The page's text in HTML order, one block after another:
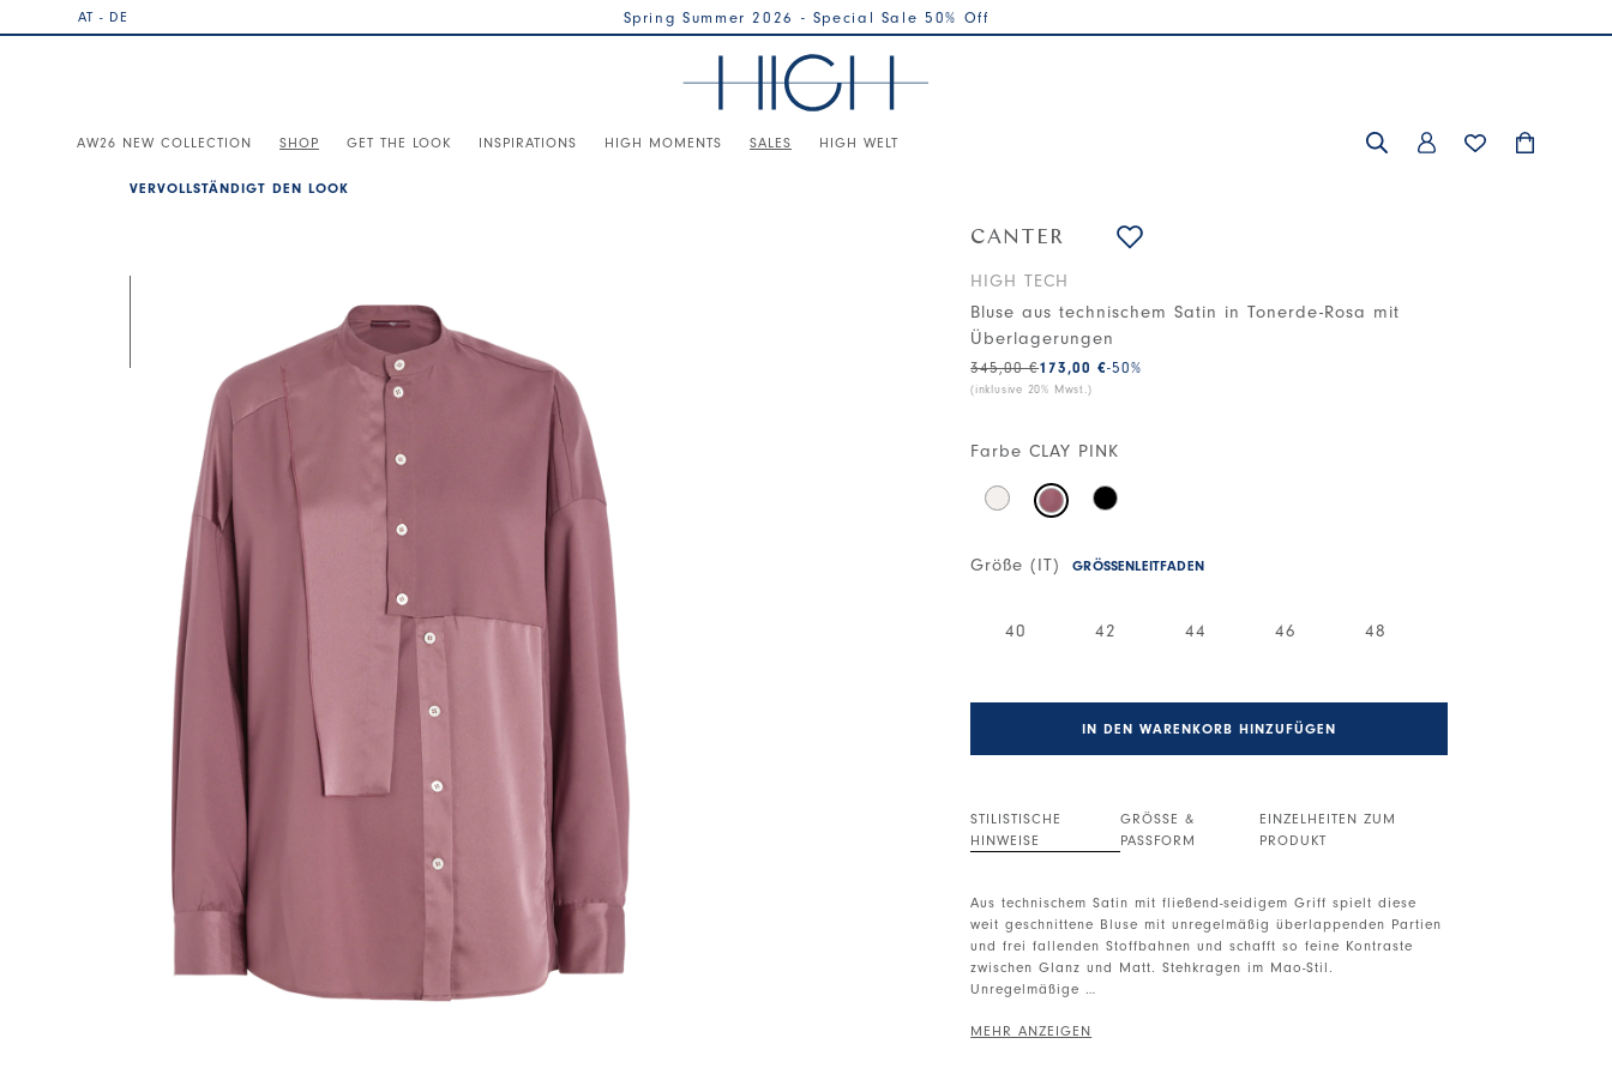
AT - DE Spring Summer 2026 - Special Sale 50% Off
AW26 NEW COLLECTION SHOP GET THE LOOK INSPIRATIONS HIGH MOMENTS SALES HIGH WELT
VERVOLLSTÄNDIGT DEN LOOK
CANTER
HIGH TECH
Bluse aus technischem Satin in Tonerde-Rosa mit
Überlagerungen
173,00 €
345,00 € -50%
(inklusive 20% Mwst.)
Farbe CLAY PINK
Größe (IT) GRÖSSENLEITFADEN
40 42 44 46 48
IN DEN WARENKORB HINZUFÜGEN
STILISTISCHE
HINWEISE
GRÖSSE &
PASSFORM
EINZELHEITEN ZUM
PRODUKT
Aus technischem Satin mit fließend-seidigem Griff spielt diese
weit geschnittene Bluse mit unregelmäßig überlappenden Partien
und frei fallenden Stoffbahnen und schafft so feine Kontraste
zwischen Glanz und Matt. Stehkragen im Mao-Stil.
Unregelmäßige
Knopfleiste vorne. Überschnittene Schultern. Lange Ärmel mit